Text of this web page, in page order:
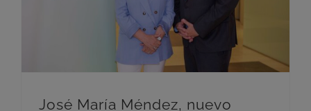
José María Méndez, nuevo